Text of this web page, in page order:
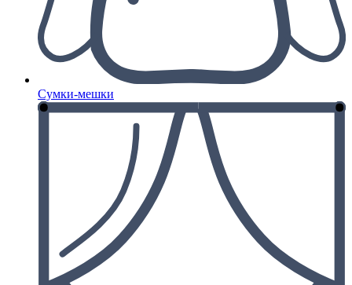
Сумки-мешки